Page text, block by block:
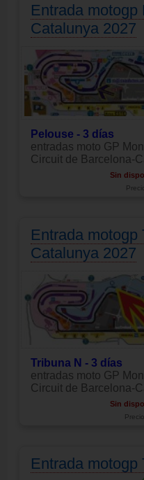
Entrada
Catalunya 2027
Pelouse - 3 días
entradas moto GP
Circuit de Barcelona-
Sin
Entrada motogp
Catalunya 2027
Tribuna N - 3 días
entradas moto GP
Circuit de Barcelona-
Sin
Entrada motogp